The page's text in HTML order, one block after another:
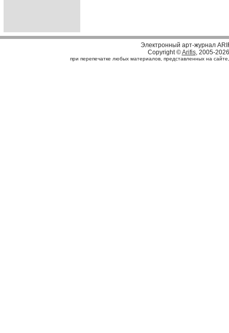
Электронный арт-журнал
Copyright ©Arifis, 2005-2026
при перепечатке любых материалов, представленных на